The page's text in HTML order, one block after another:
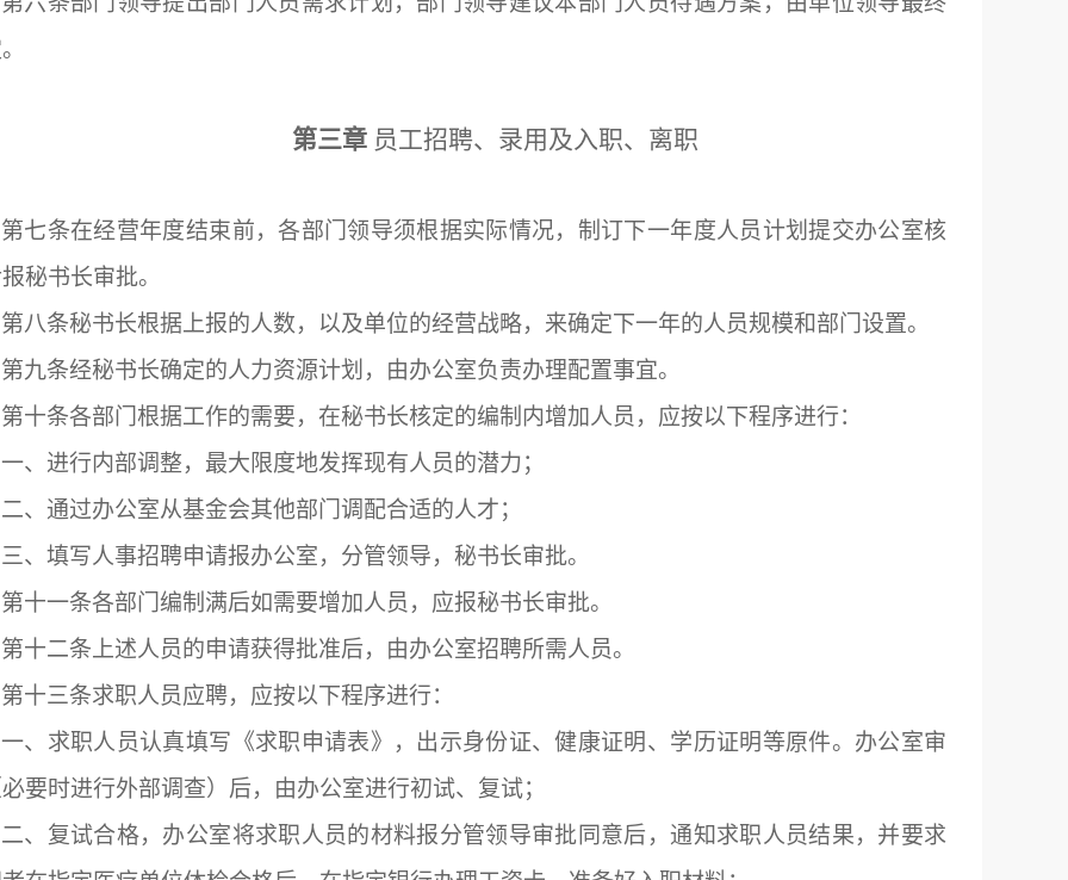
第三章 员工招聘、录用及入职、离职
第七条在经营年度结束前，各部门领导须根据实际情况，制订下一年度人员计划提交办公室核
秘书长审批。
第八条秘书长根据上报的人数，以及单位的经营战略，来确定下一年的人员规模和部门设置。
第九条经秘书长确定的人力资源计划，由办公室负责办理配置事宜。
第十条各部门根据工作的需要，在秘书长核定的编制内增加人员，应按以下程序进行：
一、进行内部调整，最大限度地发挥现有人员的潜力；
二、通过办公室从基金会其他部门调配合适的人才；
三、填写人事招聘申请报办公室，分管领导，秘书长审批。
第十一条各部门编制满后如需要增加人员，应报秘书长审批。
第十二条 上述人员的申请获得批准后，由办公室招聘所需人员。
第十三条求职人员应聘，应按以下程序进行：
一、求职人员认真填写《求职申请表》，出示身份证、健康证明、学历证明等原件。办公室审
要时进行外部调查）后，由办公室进行初试、复试；
二、复试合格，办公室将求职人员的材料报分管领导审批同意后，通知求职人员结果，并要求